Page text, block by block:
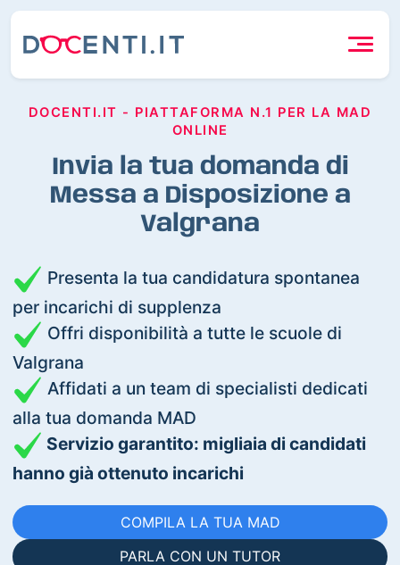
DOCENTI.IT - PIATTAFORMA N.1 PER LA MAD
ONLINE
Invia la tua domanda di
Messa a Disposizione a
Valgrana
Presenta la tua candidatura spontanea
per incarichi di supplenza
Offri disponibilità a tutte le scuole di
Valgrana
Affidati a un team di specialisti dedicati
alla tua domanda MAD
Servizio garantito: migliaia di candidati
hanno già ottenuto incarichi
COMPILA LA TUA MAD
PARLA CON UN TUTOR